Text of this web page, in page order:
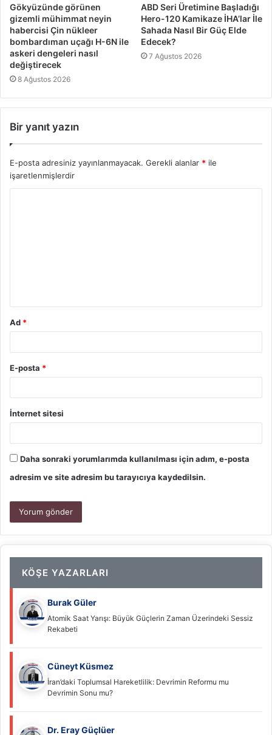
Gökyüzünde görünen
gizemli mühimmat neyin
habercisi Çin nükleer
bombardıman uçağı H-6N ile
askeri dengeleri nasıl
değiştirecek
8 Ağustos 2026
ABD Seri Üretimine Başladığı
Hero-120 Kamikaze İHA’lar İle
Sahada Nasıl Bir Güç Elde
Edecek?
7 Ağustos 2026
Bir yanıt yazın
E-posta adresiniz yayınlanmayacak. Gerekli alanlar * ile
işaretlenmişlerdir
Ad *
E-posta *
İnternet sitesi
Daha sonraki yorumlarımda kullanılması için adım, e-posta
adresim ve site adresim bu tarayıcıya kaydedilsin.
KÖŞE YAZARLARI
Burak Güler
Atomik Saat Yarışı: Büyük Güçlerin Zaman Üzerindeki Sessiz
Rekabeti
Cüneyt Küsmez
İran’daki Toplumsal Hareketlilik: Devrimin Reformu mu
Devrimin Sonu mu?
Dr. Eray Güçlüer